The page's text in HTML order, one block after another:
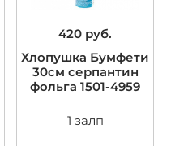
420 руб.
Хлопушка Бумфети
30см серпантин
фольга 1501-4959
1 залп